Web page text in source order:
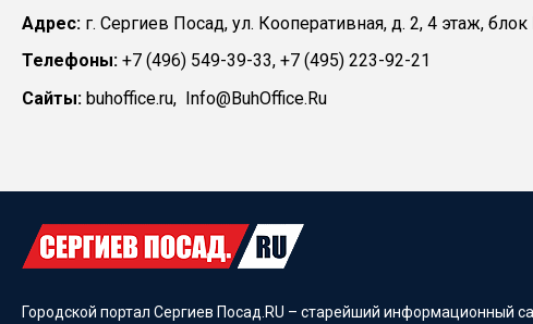
Адрес: г. Сергиев Посад, ул. Кооперативная, д. 2, 4 этаж, блок
Телефоны: +7 (496) 549-39-33, +7 (495) 223-92-21
Сайты: buhoffice.ru, Info@BuhOffice.Ru
Городской портал Сергиев Посад.RU – старейший информационный